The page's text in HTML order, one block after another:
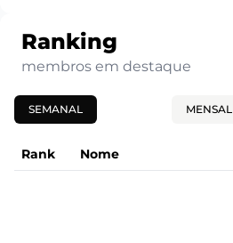
Ranking
membros em destaque
SEMANAL MENSAL
Rank Nome